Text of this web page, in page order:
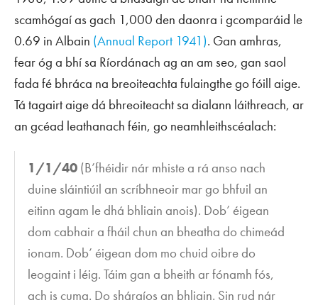
scamhógaí as gach 1,000 den daonra i gcomparáid le
0.69 in Albain (Annual Report 1941). Gan amhras,
fear óg a bhí sa Ríordánach ag an am seo, gan saol
fada fé bhráca na breoiteachta fulaingthe go fóill aige.
Tá tagairt aige dá bhreoiteacht sa dialann láithreach, ar
an gcéad leathanach féin, go neamhleithscéalach:
1/1/40 (B’fhéidir nár mhiste a rá anso nach
duine sláintiúil an scríbhneoir mar go bhfuil an
eitinn agam le dhá bhliain anois). Dob’ éigean
dom cabhair a fháil chun an bheatha do chimeád
ionam. Dob’ éigean dom mo chuid oibre do
leogaint i léig. Táim gan a bheith ar fónamh fós,
ach is cuma. Do sháraíos an bhliain. Sin rud nár